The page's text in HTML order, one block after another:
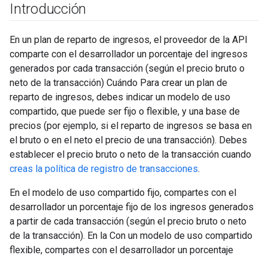
Introducción
En un plan de reparto de ingresos, el proveedor de la API
comparte con el desarrollador un porcentaje del ingresos
generados por cada transacción (según el precio bruto o
neto de la transacción) Cuándo Para crear un plan de
reparto de ingresos, debes indicar un modelo de uso
compartido, que puede ser fijo o flexible, y una base de
precios (por ejemplo, si el reparto de ingresos se basa en
el bruto o en el neto el precio de una transacción). Debes
establecer el precio bruto o neto de la transacción cuando
creas la política de registro de transacciones.
En el modelo de uso compartido fijo, compartes con el
desarrollador un porcentaje fijo de los ingresos generados
a partir de cada transacción (según el precio bruto o neto
de la transacción). En la Con un modelo de uso compartido
flexible, compartes con el desarrollador un porcentaje